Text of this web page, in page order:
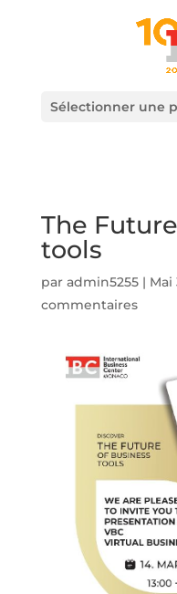
Sélectionner une
The
tools
par admin5255| Mai
commentaires